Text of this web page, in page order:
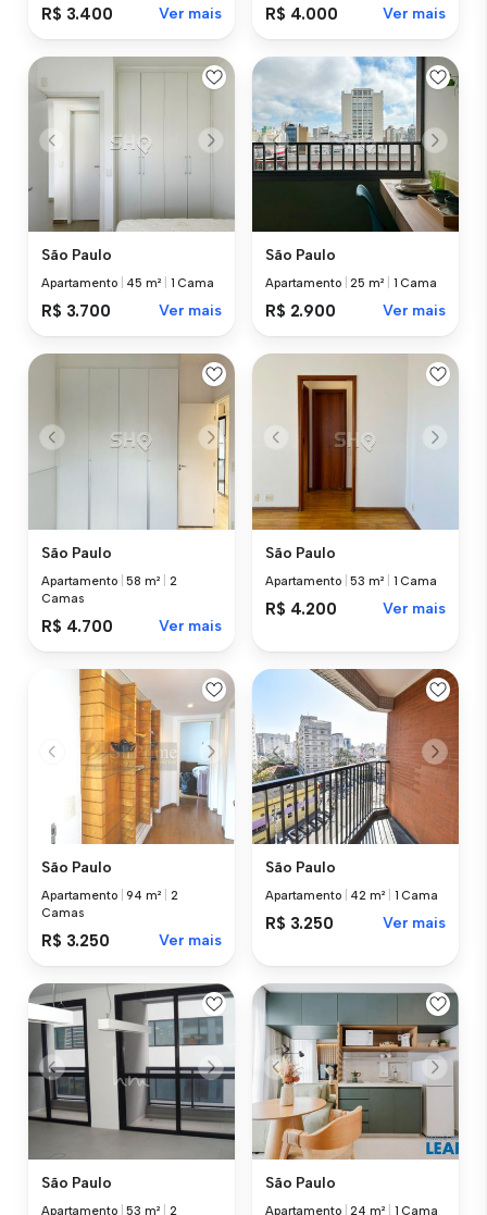
R$ 3.400 Ver mais R$ 4.000 Ver mais
São Paulo
Apartamento 45 m² 1 Cama
R$ 3.700 Ver mais
São Paulo
Apartamento |25 m² 1 Cama
R$ 2.900 Ver mais
São Paulo
Apartamento |58 m²
2
Camas
R$ 4.700 Ver mais
São Paulo
Apartamento |53 m² 1 Cama
R$ 4.200 Ver mais
São Paulo
Apartamento |94 m²
2
Camas
R$ 3.250 Ver mais
São Paulo
Apartamento 42 m² 1 Cama
R$ 3.250 Ver mais
São Paulo
Apartamento |53 m²
2
São Paulo
Apartamento |24 m² 1 Cama